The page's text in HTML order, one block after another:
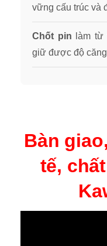
vững cấu trúc và
Chốt pin
làm từ
giữ được độ
Bàn
tế,